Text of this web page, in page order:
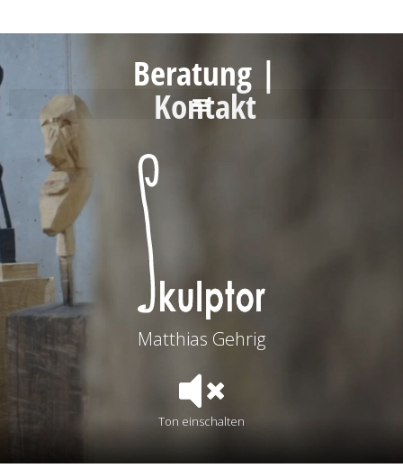
Beratung |
Kontakt
Matthias Gehrig
Ton einschalten